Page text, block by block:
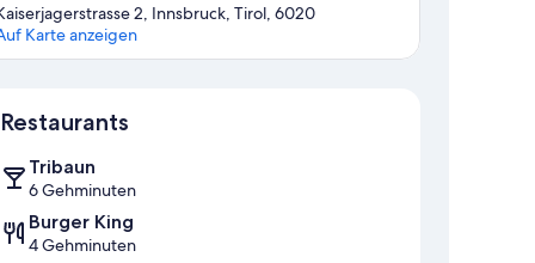
2, Innsbruck, Tirol, 6020
Karte anzeigen
Restaurants
Tribaun
6 Gehminuten
Burger King
4 Gehminuten